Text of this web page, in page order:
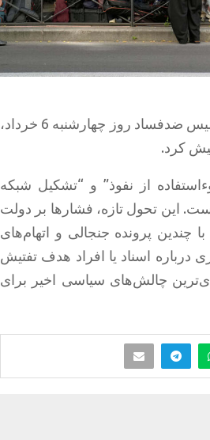
در ادامه بحران‌های سیاسی و قضایی در اسپانیا، یک واحد ویژه پلیس ضدفساد روز چهارشنبه 6 خرداد،
کرد.
از نفوذ” و “تشکیل شبکه
این تحول تازه، فشارها بر دولت
چندین پرونده جنجالی و اتهام‌های
اسناد یا افراد هدف تفتیش
چالش‌های سیاسی اخیر برای